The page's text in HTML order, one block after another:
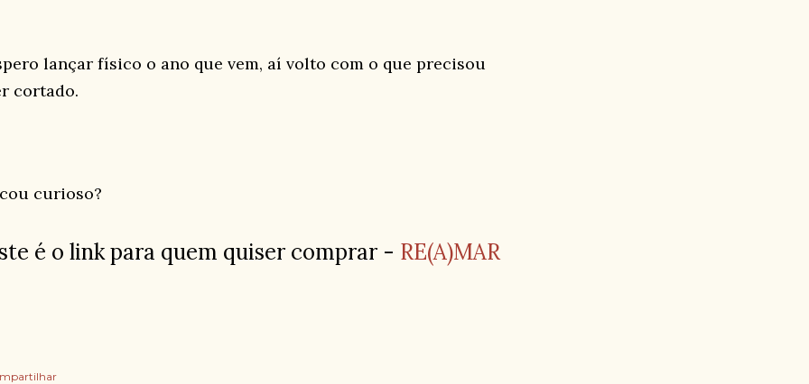
lançar físico o ano que vem, aí volto com o que precisou
cortado.
curioso?
é o link para quem quiser comprar - RE(A)MAR